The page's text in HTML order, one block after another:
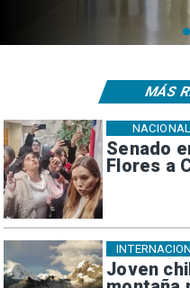
Senado
Flores a
NACIONAL
Joven
MÁS